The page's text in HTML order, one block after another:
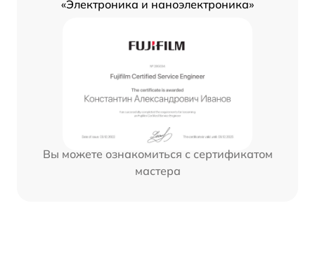
«Электроника и наноэлектроника»
Вы можете ознакомиться с сертификатом
мастера